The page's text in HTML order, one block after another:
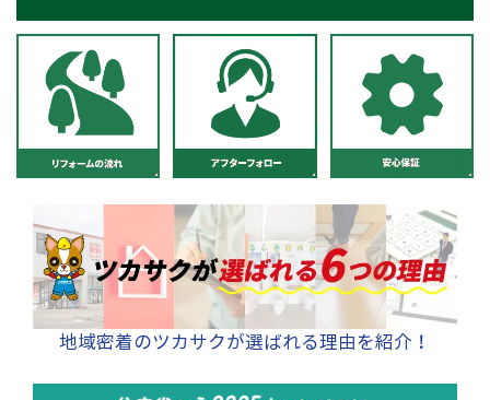
地域密着のツカサクが選ばれる理由を紹介！